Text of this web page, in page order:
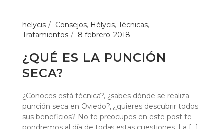
helycis Consejos, Hélycis, Técnicas,
Tratamientos
8 febrero, 2018
¿QUÉ ES LA PUNCIÓN
SECA?
¿Conoces está técnica?, ¿sabes dónde se realiza
punción seca en Oviedo?, ¿quieres descubrir todos
sus beneficios? No te preocupes en este post te
pondremos al día de todas estas cuestiones. La [...]